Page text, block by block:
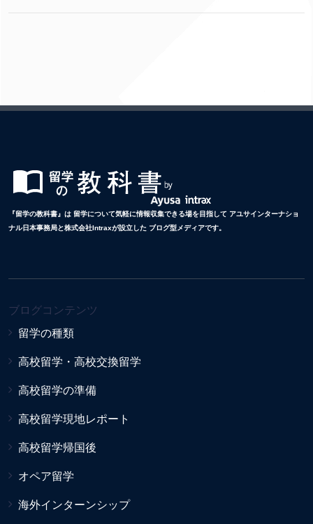
『留学の教科書』は 留学について気軽に情報収集できる場を目指して アユサインターナショ
ナル日本事務局と株式会社Intraxが設立した ブログ型メディアです。
ブログコンテンツ
留学の種類
高校留学・高校交換留学
高校留学の準備
高校留学現地レポート
高校留学帰国後
オペア留学
海外インターンシップ